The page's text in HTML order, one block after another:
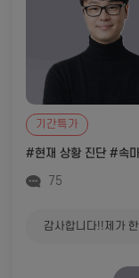
기간특가
#현재 상황 진단 #속
75